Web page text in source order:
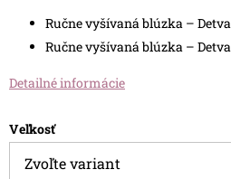
Ručne vyšívaná blúzka – Detva
Ručne vyšívaná blúzka – Detva
Detailné informácie
Veľkosť